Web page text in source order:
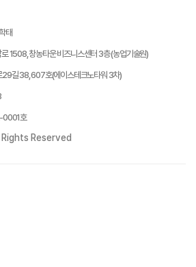
태
1508, 창농타운 비즈니스센터 3층 (농업기술원)
29길 38, 607호(에이스테크노타워 3차)
0001호
Reserved